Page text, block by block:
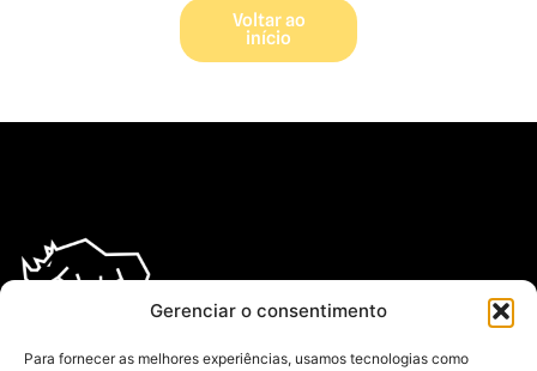
Gerenciar o consentimento
Para fornecer as melhores experiências, usamos tecnologias como
Voltar ao
início
diversos segmentos da terceirização de mão de obra.